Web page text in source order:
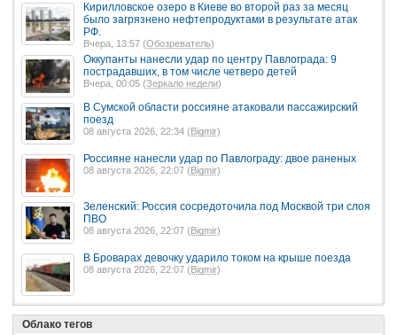
Кирилловское озеро в Киеве во второй раз за месяц
было загрязнено нефтепродуктами в результате атак
РФ.
Вчера, 13:57 (Обозреватель)
Оккупанты нанесли удар по центру Павлограда: 9
пострадавших, в том числе четверо детей
Вчера, 00:05 (Зеркало недели)
В Сумской области россияне атаковали пассажирский
поезд
08 августа 2026, 22:34 (Bigmir)
Россияне нанесли удар по Павлограду: двое раненых
08 августа 2026, 22:07 ( Bigmir)
Зеленский: Россия сосредоточила под Москвой три слоя
ПВО
08 августа 2026, 22:07 (Bigmir)
В Броварах девочку ударило током на крыше поезда
08 августа 2026, 22:07 ( Bigmir)
Облако тегов